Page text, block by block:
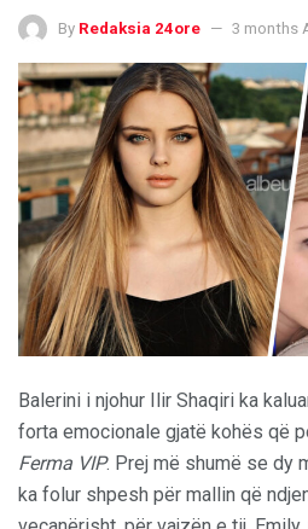
By Redaksia 24ore 3 months
Balerini i njohur Ilir Shaqiri ka
forta emocionale gjatë kohës që
Ferma VIP. Prej më shumë se dy
ka folur shpesh për mallin që